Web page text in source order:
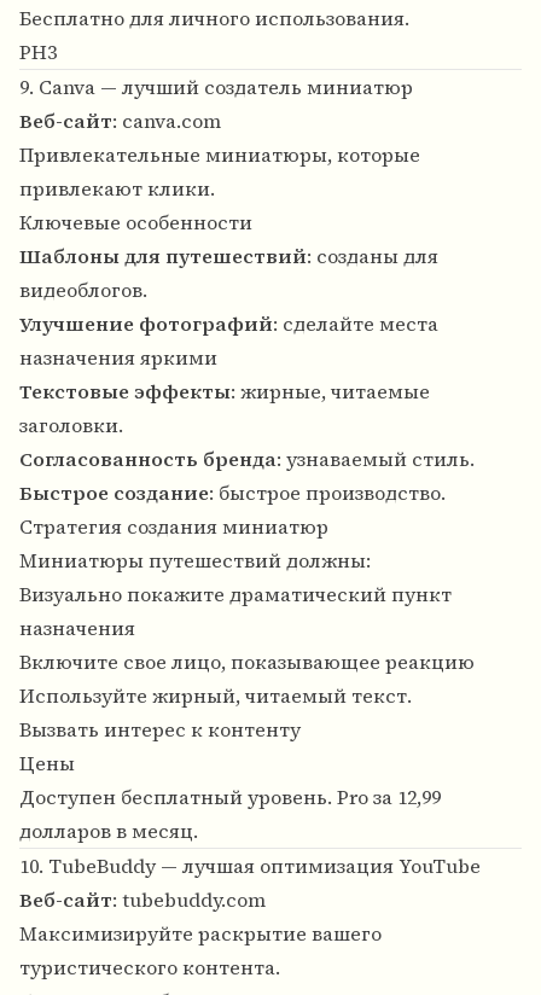
Бесплатно для личного использования.
PH3
9. Canva — лучший создатель миниатюр
Веб-сайт: canva.com
Привлекательные миниатюры, которые
привлекают клики.
Ключевые особенности
Шаблоны для путешествий: созданы для
видеоблогов.
Улучшение фотографий: сделайте места
назначения яркими
Текстовые эффекты: жирные, читаемые
заголовки.
Согласованность бренда: узнаваемый стиль.
Быстрое создание: быстрое производство.
Стратегия создания миниатюр
Миниатюры путешествий должны:
Визуально покажите драматический пункт
назначения
Включите свое лицо, показывающее реакцию
Используйте жирный, читаемый текст.
Вызвать интерес к контенту
Цены
Доступен бесплатный уровень. Pro за 12,99
долларов в месяц.
10. TubeBuddy — лучшая оптимизация YouTube
Веб-сайт: tubebuddy.com
Максимизируйте раскрытие вашего
туристического контента.